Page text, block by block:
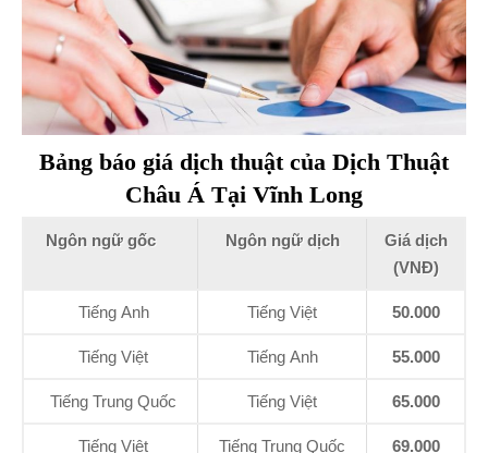
Bảng báo giá dịch thuật của Dịch Thuật
Châu Á Tại Vĩnh Long
Ngôn ngữ gốc Ngôn ngữ dịch
Giá dịch
(VNĐ)
Tiếng Anh Tiếng Việt 50.000
Tiếng Việt Tiếng Anh 55.000
Tiếng Trung Quốc Tiếng Việt 65.000
Tiếng Việt Tiếng Trung Quốc 69.000